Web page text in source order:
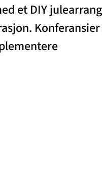
et DIY